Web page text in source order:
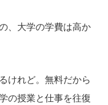
、大学の学費は高か
けれど。無料だから
の授業と仕事を往復